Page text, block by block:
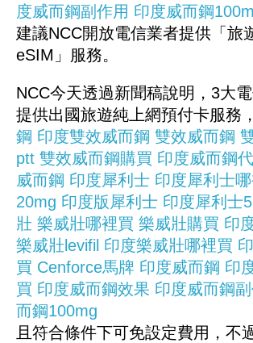
度威而鋼副作用 印度威而鋼
建議NCC開放電信業者提供「旅
eSIM」服務。
NCC今天透過新聞稿說明，3大
提供出國旅遊純上網預付卡服務，
鋼 印度雙效威而鋼 雙效威而鋼
ptt 雙效威而鋼購買 印度威而鋼
威而鋼 印度犀利士 印度犀利士
20mg 印度版犀利士 印度犀利士
壯 樂威壯哪裡買 樂威壯購買 印
樂威壯levifil 印度樂威壯哪裡買
買 Cenforce馬牌 印度威而鋼 印
買 印度威而鋼效果 印度威而鋼
而鋼100mg
且符合條件下可免設定費用，不